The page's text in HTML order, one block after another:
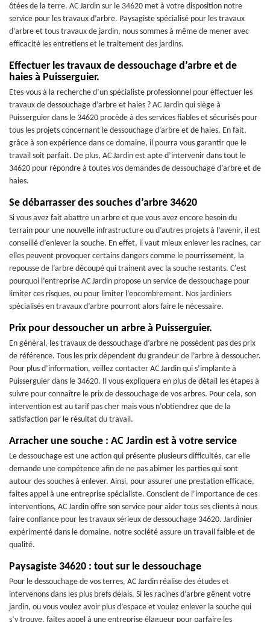
ôtées de la terre. AC Jardin sur le 34620 met à votre disposition notre
service pour les travaux d’arbre. Paysagiste spécialisé pour les travaux
d’arbre et tous travaux de jardin, nous sommes à même de mener avec
efficacité les entretiens et le traitement des jardins.
Effectuer les travaux de dessouchage d’arbre et de
haies à Puisserguier.
Etes-vous à la recherche d’un spécialiste professionnel pour effectuer les
travaux de dessouchage d’arbre et haies ? AC Jardin qui siège à
Puisserguier dans le 34620 procède à des services fiables et sécurisés pour
tous les projets concernant le dessouchage d’arbre et de haies. En fait,
grâce à son expérience dans ce domaine, il pourra vous garantir que le
travail soit parfait. De plus, AC Jardin est apte d’intervenir dans tout le
34620 pour répondre à toutes vos demandes de dessouchage d’arbre et de
haies.
Se débarrasser des souches d’arbre 34620
Si vous avez fait abattre un arbre et que vous avez encore besoin du
terrain pour une nouvelle infrastructure ou d’autres projets à l’avenir, il est
conseillé d’enlever la souche. En effet, il vaut mieux enlever les racines, car
elles peuvent provoquer certains dangers comme le pourrissement, la
repousse de l’arbre découpé qui trainent avec la souche restants. C'est
pourquoi l’entreprise AC Jardin propose un service de dessouchage pour
limiter ces risques, ou pour limiter l’encombrement. Nos jardiniers
spécialisés en travaux d’arbre pourront alors faire le nécessaire.
Prix pour dessoucher un arbre à Puisserguier.
En général, les travaux de dessouchage d’arbre ne possèdent pas des prix
de référence. Tous les prix dépendent du grandeur de l’arbre à dessoucher.
Pour plus d’information, veillez contacter AC Jardin qui s’implante à
Puisserguier dans le 34620. Il vous expliquera en plus de détail les étapes à
suivre pour connaître le prix de dessouchage de vos arbres. Pour cela, son
intervention est au tarif pas cher mais vous n’obtiendrez que de la
satisfaction par le résultat du travail.
Arracher une souche : AC Jardin est à votre service
Le dessouchage est une action qui présente plusieurs difficultés, car elle
demande une compétence afin de ne pas abimer les parties qui sont
autour des souches à enlever. Ainsi, pour assurer une prestation efficace,
faites appel à une entreprise spécialiste. Conscient de l’importance de ces
interventions, AC Jardin offre son service pour aider tous ses clients à nous
faire confiance pour les travaux sérieux de dessouchage 34620. Jardinier
expérimenté dans le domaine, notre société assure un travail faible et de
qualité.
Paysagiste 34620 : tout sur le dessouchage
Pour le dessouchage de vos terres, AC Jardin réalise des études et
intervenons dans les plus brefs délais. Si les racines d’arbre gênent votre
jardin, ou vous voulez avoir plus d’espace et voulez enlever la souche qui
s’y trouve, faites appel à une entreprise élagueur pour parfaire les